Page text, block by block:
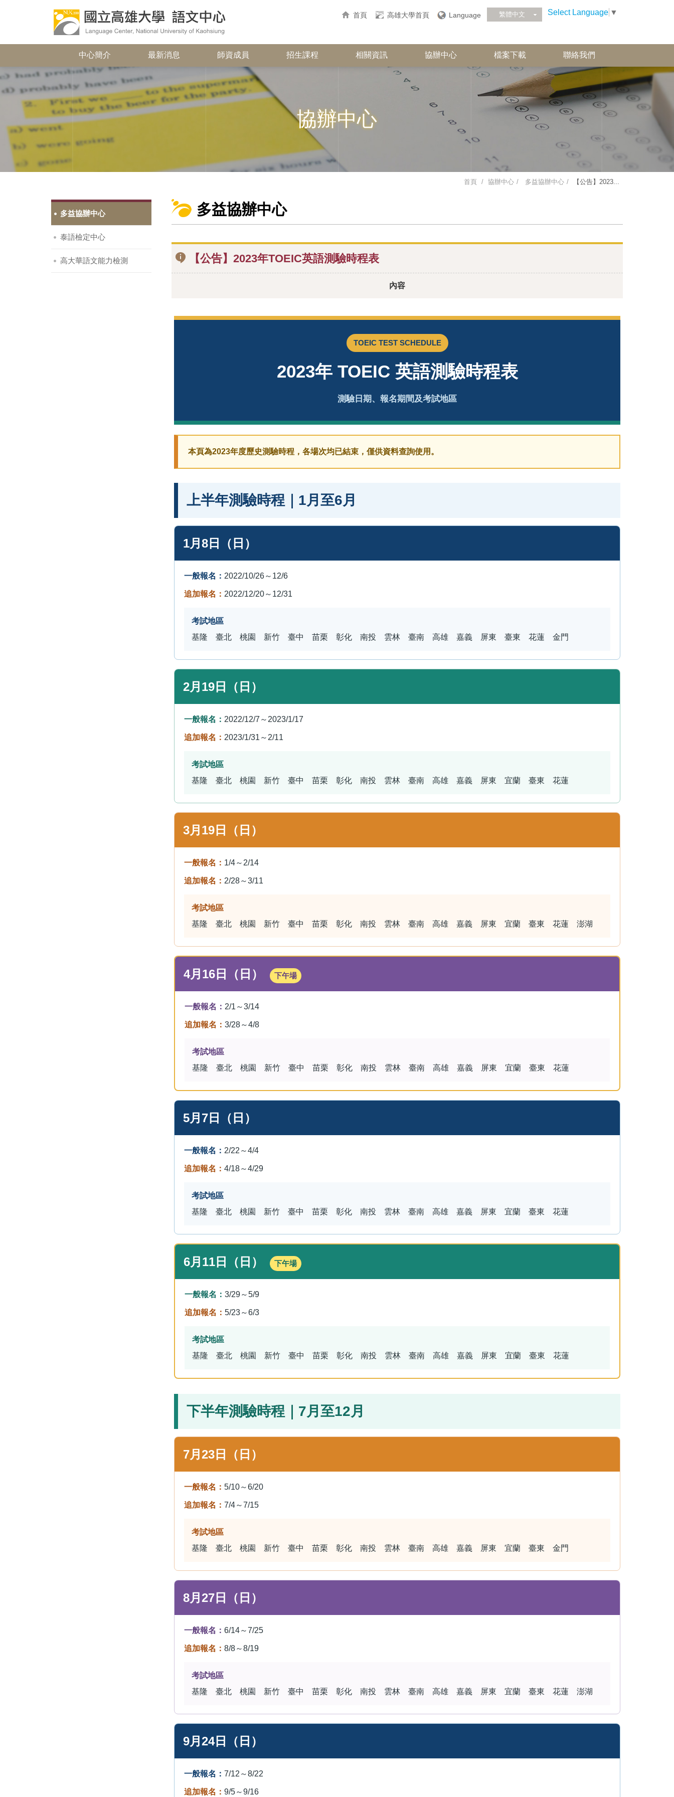
首頁 高雄大學首頁 Language 繁體中文 Select Language ▼
中心簡介 最新消息 師資成員 招生課程 相關資訊 協辦中心 檔案下載 聯絡我們
協辦中心
首頁 協辦中心 多益協辦中心 【公告】2023...
多益協辦中心
【公告】2023年TOEIC英語測驗時程表
內容
TOEIC TEST SCHEDULE
2023年 TOEIC 英語測驗時程表
測驗日期、報名期間及考試地區
本頁為2023年度歷史測驗時程，各場次均已結束，僅供資料查詢使用。
上半年測驗時程｜1月至6月
1月8日（日）
一般報名： 2022/10/26～12/6
追加報名： 2022/12/20～12/31
考試地區
基隆 臺北 桃園 新竹 臺中 苗栗 彰化 南投 雲林 臺南 高雄 嘉義 屏東 臺東 花蓮 金門
2月19日（日）
一般報名： 2022/12/7～2023/1/17
追加報名： 2023/1/31～2/11
考試地區
基隆 臺北 桃園 新竹 臺中 苗栗 彰化 南投 雲林 臺南 高雄 嘉義 屏東 宜蘭 臺東 花蓮
3月19日（日）
一般報名： 1/4～2/14
追加報名： 2/28～3/11
考試地區
基隆 臺北 桃園 新竹 臺中 苗栗 彰化 南投 雲林 臺南 高雄 嘉義 屏東 宜蘭 臺東 花蓮 澎湖
4月16日（日） 下午場
一般報名： 2/1～3/14
追加報名： 3/28～4/8
考試地區
基隆 臺北 桃園 新竹 臺中 苗栗 彰化 南投 雲林 臺南 高雄 嘉義 屏東 宜蘭 臺東 花蓮
5月7日（日）
一般報名： 2/22～4/4
追加報名： 4/18～4/29
考試地區
基隆 臺北 桃園 新竹 臺中 苗栗 彰化 南投 雲林 臺南 高雄 嘉義 屏東 宜蘭 臺東 花蓮
6月11日（日） 下午場
一般報名： 3/29～5/9
追加報名： 5/23～6/3
考試地區
基隆 臺北 桃園 新竹 臺中 苗栗 彰化 南投 雲林 臺南 高雄 嘉義 屏東 宜蘭 臺東 花蓮
下半年測驗時程｜7月至12月
7月23日（日）
一般報名： 5/10～6/20
追加報名： 7/4～7/15
考試地區
基隆 臺北 桃園 新竹 臺中 苗栗 彰化 南投 雲林 臺南 高雄 嘉義 屏東 宜蘭 臺東 金門
8月27日（日）
一般報名： 6/14～7/25
追加報名： 8/8～8/19
考試地區
基隆 臺北 桃園 新竹 臺中 苗栗 彰化 南投 雲林 臺南 高雄 嘉義 屏東 宜蘭 臺東 花蓮 澎湖
9月24日（日）
一般報名： 7/12～8/22
追加報名： 9/5～9/16
多益協辦中心
泰語檢定中心
高大華語文能力檢測